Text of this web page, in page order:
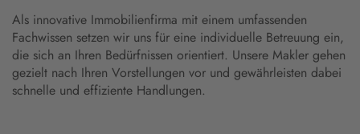
Als innovative Immobilienfirma mit einem umfassenden
Fachwissen setzen wir uns für eine individuelle Betreuung ein,
die sich an Ihren Bedürfnissen orientiert. Unsere Makler gehen
gezielt nach Ihren Vorstellungen vor und gewährleisten dabei
schnelle und effiziente Handlungen.